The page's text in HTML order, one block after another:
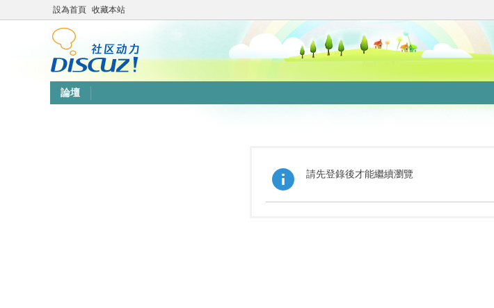
設為首頁 收藏本站
論壇
請先登錄後才能繼續瀏覽